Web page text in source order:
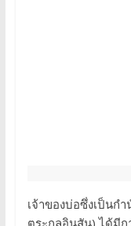
เจ้าของบ่อซึ่งเป็น